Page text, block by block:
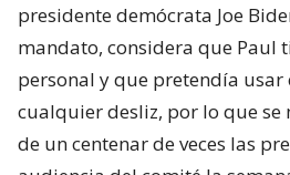
presidente demócrata Joe
mandato, considera que Paul
personal y que pretendía usar
cualquier desliz, por lo que se
de un centenar de veces las